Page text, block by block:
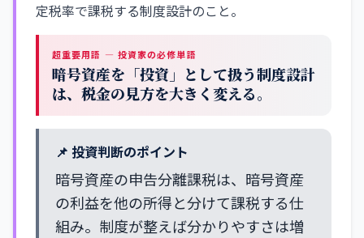
定税率で課税する制度設計のこと。
超重要用語 — 投資家の必修単語
暗号資産を「投資」として扱う制度設計
は、税金の見方を大きく変える。
📌 投資判断のポイント
暗号資産の申告分離課税は、暗号資産
の利益を他の所得と分けて課税する仕
組み。制度が整えば分かりやすさは増